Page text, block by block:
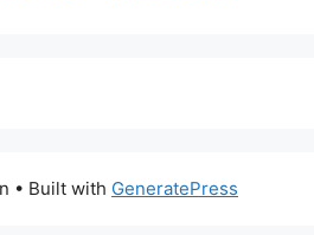
• Built with GeneratePress